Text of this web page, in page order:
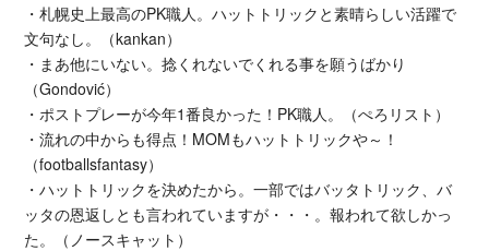
・札幌史上最高のPK職人。ハットトリックと素晴らしい活躍で
文句なし。（kankan）
・まあ他にいない。捻くれないでくれる事を願うばかり
（Gondović）
・ポストプレーが今年1番良かった！PK職人。（ぺろリスト）
・流れの中からも得点！MOMもハットトリックや～！
（footballsfantasy）
・ハットトリックを決めたから。一部ではバッタトリック、バ
ッタの恩返しとも言われていますが・・・。報われて欲しかっ
た。（ノースキャット）